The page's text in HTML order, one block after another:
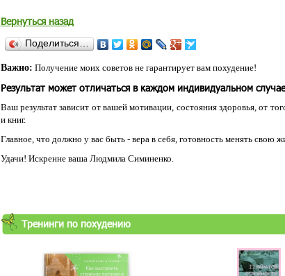
Вернуться назад
Поделиться…
Важно: Получение моих советов не гарантирует вам похудение!
Результат может отличаться в каждом индивидуальном случае
Ваш результат зависит от вашей мотивации, состояния здоровья, от
и книг.
Главное, что должно у вас быть - вера в себя, готовность менять свою
Удачи! Искренне ваша Людмила Симиненко.
Тренинги по похудению